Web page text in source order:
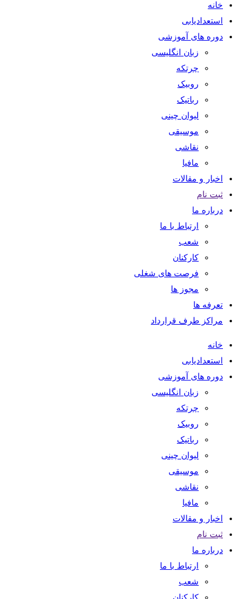
خانه
استعدادیابی
دوره های آموزشی
زبان انگلیسی
چرتکه
روبیک
رباتیک
لیوان چینی
موسیقی
نقاشی
مافیا
اخبار و مقالات
ثبت نام
درباره ما
ارتباط با ما
شعب
کارکنان
فرصت های شغلی
مجوز ها
تعرفه ها
مراکز طرف قرارداد
خانه
استعدادیابی
دوره های آموزشی
زبان انگلیسی
چرتکه
روبیک
رباتیک
لیوان چینی
موسیقی
نقاشی
مافیا
اخبار و مقالات
ثبت نام
درباره ما
ارتباط با ما
شعب